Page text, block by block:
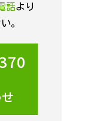
話より
。